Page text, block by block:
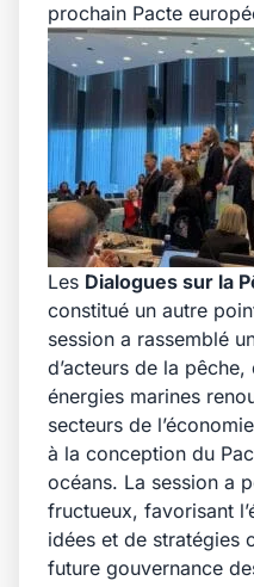
prochain Pacte
Les Dialogues sur la
constitué un autre
session a rassemblé
d’acteurs de la pêche,
énergies marines
secteurs de
à la conception du
océans. La session a
fructueux, favorisant
idées et de stratégies
future gouvernance